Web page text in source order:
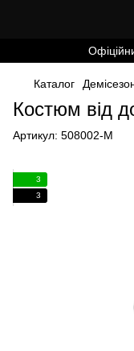
Каталог
Костюм від
Артикул: 508002-M
3
3